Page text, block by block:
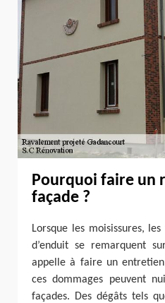
Pourquoi faire un
façade ?
Lorsque les moisissures,
d’enduit se remarquent
appelle à faire un
ces dommages peuvent
façades. Des dégâts tels